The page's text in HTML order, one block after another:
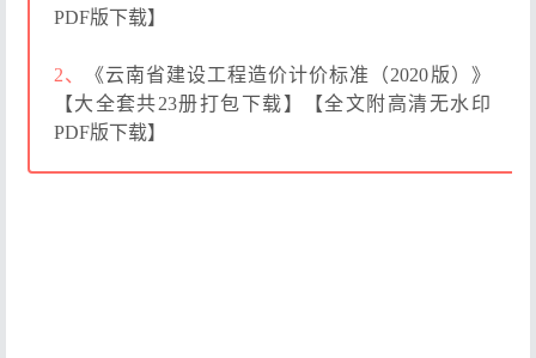
PDF版下载】
2、
《云南省建设工程造价计价标准（2020版）》
【大全套共23册打包下载】【全文附高清无水印
PDF版下载】